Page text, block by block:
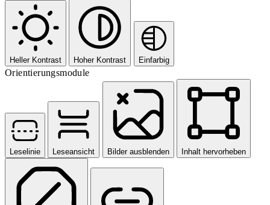
Heller Kontrast Hoher Kontrast Einfarbig
Orientierungsmodule
Leselinie Leseansicht Bilder ausblenden Inhalt hervorheben